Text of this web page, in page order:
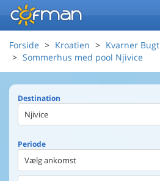
Forside Kroatien Kvarner Bugt
Sommerhus med pool Njivice
Destination
Periode
Vælg ankomst